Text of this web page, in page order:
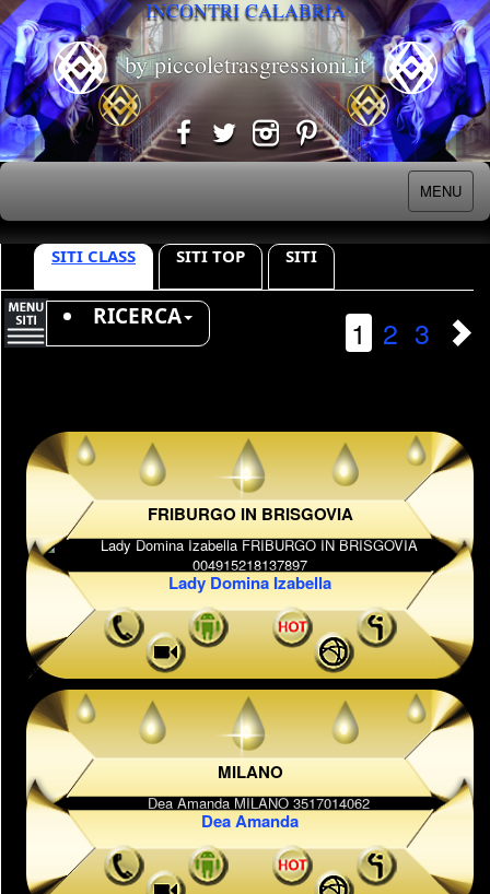
INCONTRI CALABRIA
by piccoletrasgressioni.it
MENU
SITI CLASS SITI TOP SITI
RICERCA 1 2 3
FRIBURGO IN BRISGOVIA
Lady Domina Izabella
MILANO
Dea Amanda